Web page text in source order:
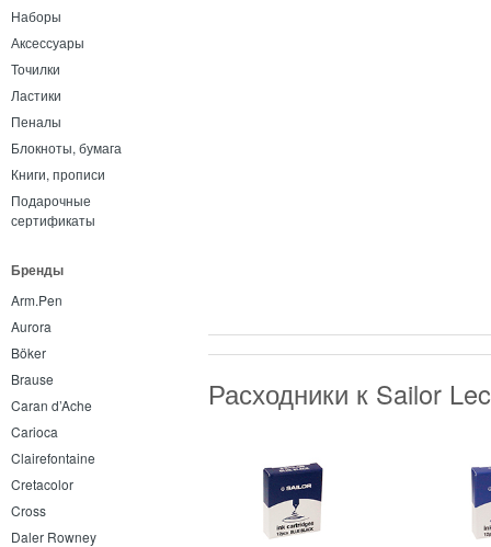
Наборы
Аксессуары
Точилки
Ластики
Пеналы
Блокноты, бумага
Книги, прописи
Подарочные
сертификаты
Бренды
Arm.Pen
Aurora
Böker
Brause
Caran d’Ache
Carioca
Clairefontaine
Cretacolor
Cross
Daler Rowney
Расходники к Sailor